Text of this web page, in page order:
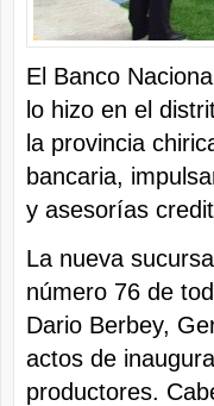
El Banco
lo hizo en el
la provincia
bancaria,
y asesorías
La nueva
número 76 de
Dario Berbey,
actos de
productores.